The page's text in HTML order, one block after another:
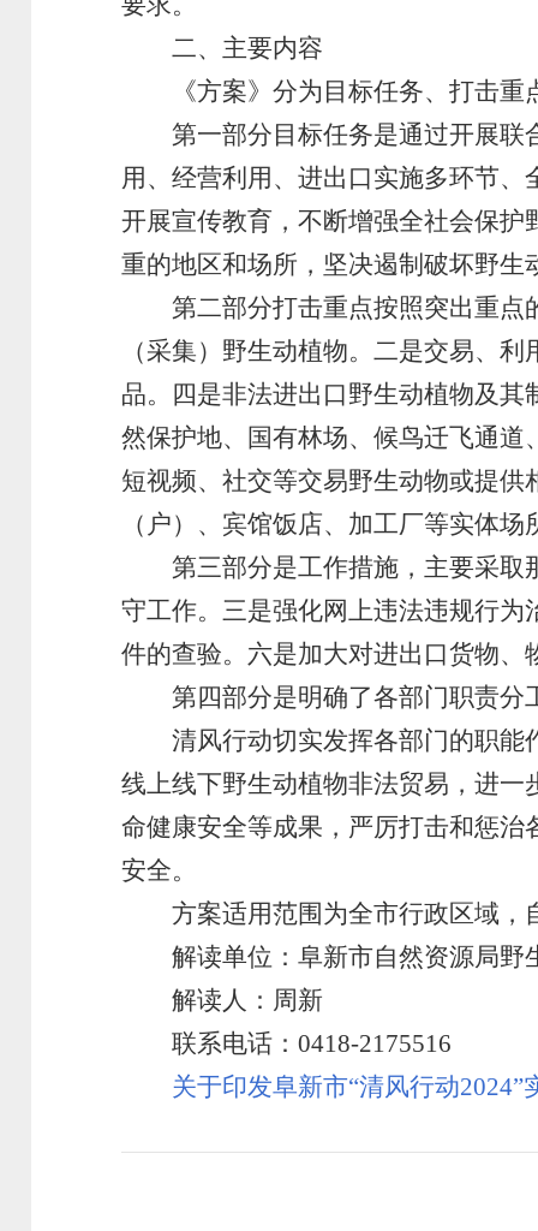
二、主要内容
《方案》分为目标任务、打击重
第一部分目标任务是通过开展联
用、经营利用、进出口实施多环节
开展宣传教育，不断增强全社会保
重的地区和场所，坚决遏制破坏野
第二部分打击重点按照突出重点
（采集）野生动植物。二是交易、
品。四是非法进出口野生动植物及
然保护地、国有林场、候鸟迁飞通
短视频、社交等交易野生动物或提
（户）、宾馆饭店、加工厂等实体场
第三部分是工作措施，主要采取
守工作。三是强化网上违法违规行
件的查验。六是加大对进出口货物、
第四部分是明确了各部门职责分
清风行动切实发挥各部门的职能
线上线下野生动植物非法贸易，进
命健康安全等成果，严厉打击和惩
安全。
方案适用范围为全市行政区域，
解读单位：阜新市自然资源局野
解读人：周新
联系电话：0418-2175516
关于印发阜新市“清风行动2024”